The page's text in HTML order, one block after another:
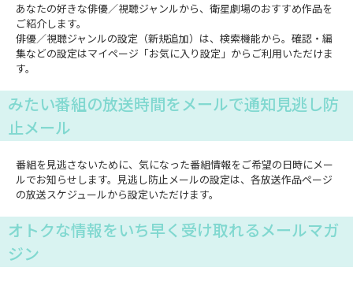
あなたの好きな俳優／視聴ジャンルから、衛星劇場のおすすめ作品を
ご紹介します。
俳優／視聴ジャンルの設定（新規追加）は、検索機能から。確認・編
集などの設定はマイページ「お気に入り設定」からご利用いただけま
す。
みたい番組の放送時間をメールで通知見逃し防
止メール
番組を見逃さないために、気になった番組情報をご希望の日時にメー
ルでお知らせします。見逃し防止メールの設定は、各放送作品ページ
の放送スケジュールから設定いただけます。
オトクな情報をいち早く受け取れるメールマガ
ジン